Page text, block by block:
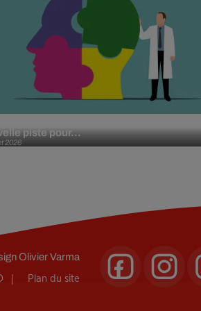
2026
piste pour...
Olivier Varma
Plan du site